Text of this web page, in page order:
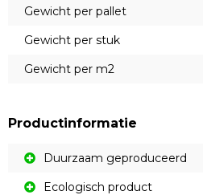
Gewicht per pallet
Gewicht per stuk
Gewicht per m2
Productinformatie
Duurzaam geproduceerd
Ecologisch product